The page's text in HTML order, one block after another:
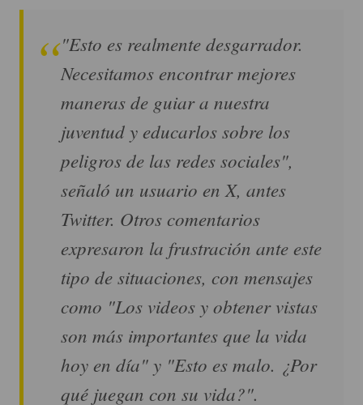
"Esto es realmente desgarrador.
Necesitamos encontrar mejores
maneras de guiar a nuestra
juventud y educarlos sobre los
peligros de las redes sociales",
señaló un usuario en X, antes
Twitter. Otros comentarios
expresaron la frustración ante este
tipo de situaciones, con mensajes
como "Los videos y obtener vistas
son más importantes que la vida
hoy en día" y "Esto es malo. ¿Por
qué juegan con su vida?".